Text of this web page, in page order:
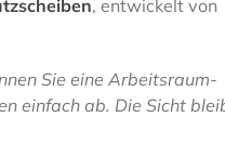
, entwickelt von
Sie eine Arbeitsraum-
einfach ab. Die Sicht